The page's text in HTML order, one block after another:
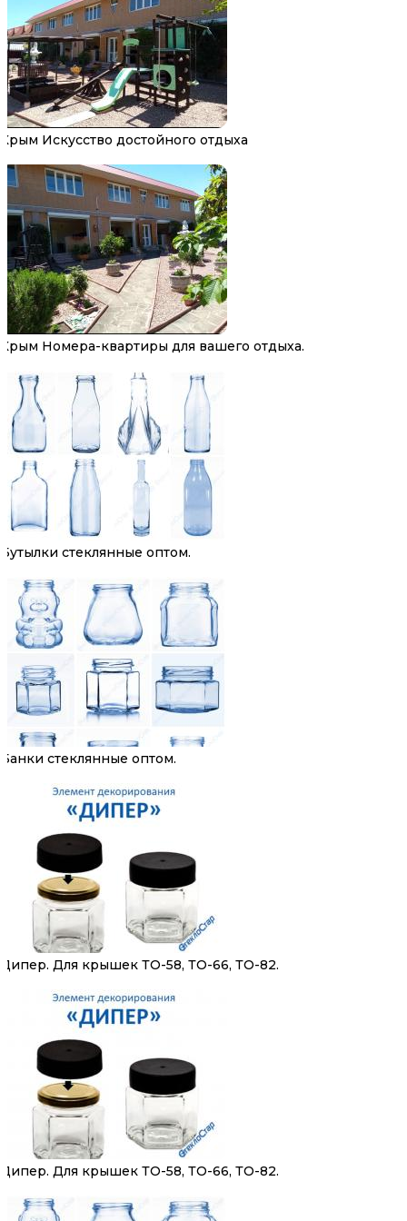
Крым Искусство достойного отдыха
Крым Номера-квартиры для вашего отдыха.
Бутылки стеклянные оптом.
Банки стеклянные оптом.
Дипер. Для крышек ТО-58, ТО-66, ТО-82.
Дипер. Для крышек ТО-58, ТО-66, ТО-82.